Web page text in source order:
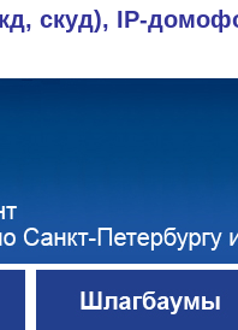
скуд), IP-